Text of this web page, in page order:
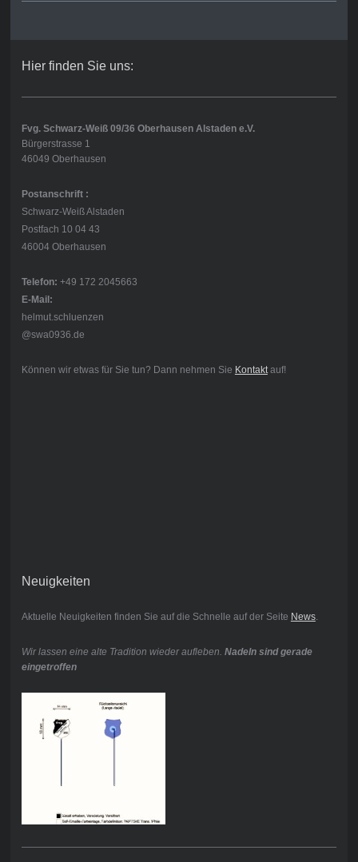
Hier finden Sie uns:
Fvg. Schwarz-Weiß 09/36 Oberhausen Alstaden e.V.
Bürgerstrasse 1
46049 Oberhausen
Postanschrift :
Schwarz-Weiß Alstaden
Postfach 10 04 43
46004 Oberhausen
Telefon: +49 172 2045663
E-Mail:
helmut.schluenzen
@swa0936.de
Können wir etwas für Sie tun? Dann nehmen Sie Kontaktauf!
Neuigkeiten
Aktuelle Neuigkeiten finden Sie auf die Schnelle auf der Seite News.
Wir lassen eine alte Tradition wieder aufleben. Nadeln sind gerade
eingetroffen